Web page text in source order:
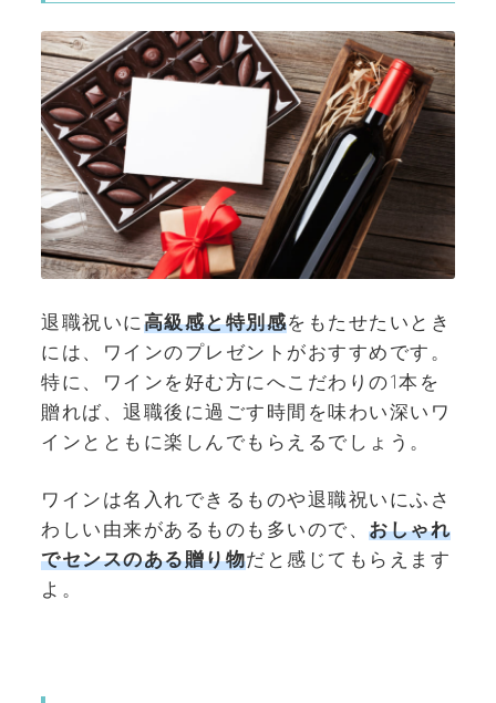
退職祝いに 高級感と特別感をもたせたいとき
には、ワインのプレゼントがおすすめです。
特に、ワインを好む方にへこだわりの1本を
贈れば、退職後に過ごす時間を味わい深いワ
インとともに楽しんでもらえるでしょう。
ワインは名入れできるものや退職祝いにふさ
わしい由来があるものも多いので、 おしゃれ
でセンスのある贈り物だと感じてもらえます
よ。